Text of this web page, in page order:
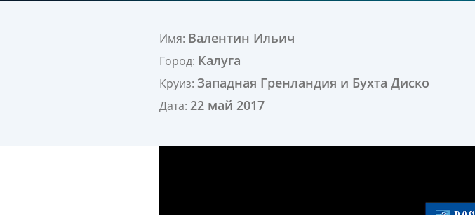
Имя: Валентин Ильич
Город: Калуга
Круиз: Западная Гренландия и Бухта Диско
Дата: 22 май 2017